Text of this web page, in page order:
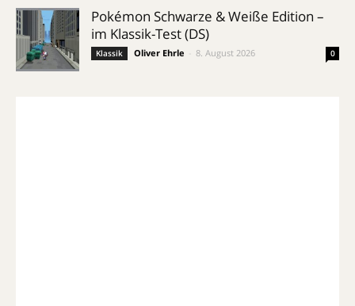
Pokémon Schwarze & Weiße Edition –
im Klassik-Test (DS)
Klassik Oliver Ehrle 8. August 2026 0